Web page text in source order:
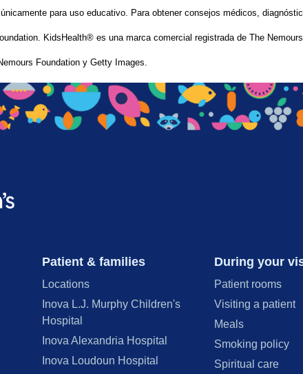
para uso educativo. Para obtener consejos médicos,
KidsHealth® es una marca comercial registrada de The
Foundation y Getty Images.
Patient & families
Locations
Inova L.J. Murphy Children's
Hospital
Inova Alexandria Hospital
Inova Loudoun Hospital
During your
Patient rooms
Visiting a patient
Meals
Smoking policy
Spiritual care